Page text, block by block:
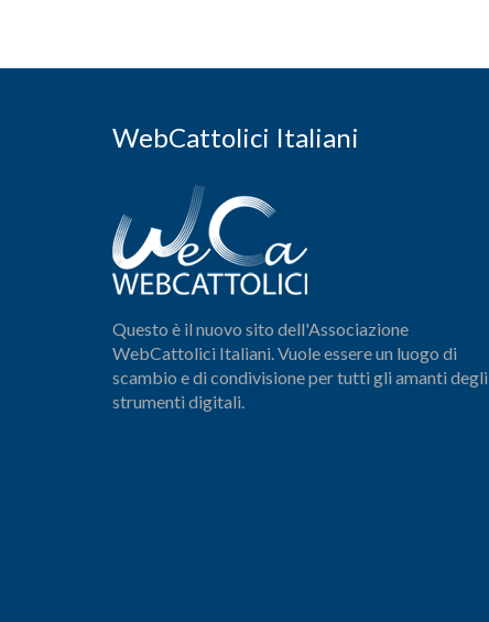
WebCattolici Italiani
Questo è il nuovo sito dell'Associazione
WebCattolici Italiani. Vuole essere un luogo di
scambio e di condivisione per tutti gli amanti degli
strumenti digitali.